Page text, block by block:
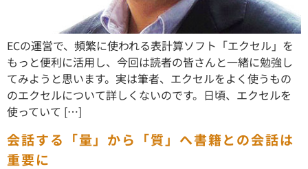
ECの運営で、頻繁に使われる表計算ソフト「エクセル」を
もっと便利に活用し、今回は読者の皆さんと一緒に勉強し
てみようと思います。実は筆者、エクセルをよく使うもの
のエクセルについて詳しくないのです。日頃、エクセルを
使っていて […]
会話する「量」から「質」へ書籍との会話は
重要に